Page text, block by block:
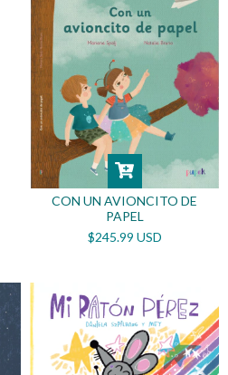
CON UN AVIONCITO DE
PAPEL
$245.99 USD